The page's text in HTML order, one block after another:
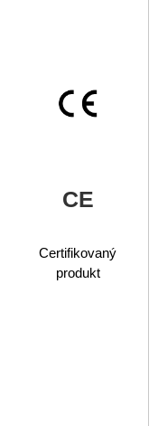
CE
Certifikovaný
produkt